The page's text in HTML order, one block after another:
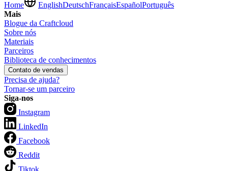
Home
EnglishDeutschFrançaisEspañolPortuguês
Mais
Blogue da Craftcloud
Sobre nós
Materiais
Parceiros
Biblioteca de conhecimentos
Contato de vendas
Precisa de ajuda?
Tornar-se um parceiro
Siga-nos
Instagram
LinkedIn
Facebook
Reddit
Tiktok